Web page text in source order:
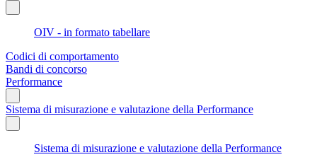
OIV - in formato tabellare
Codici di comportamento
Bandi di concorso
Performance
Sistema di misurazione e valutazione della Performance
Sistema di misurazione e valutazione della Performance